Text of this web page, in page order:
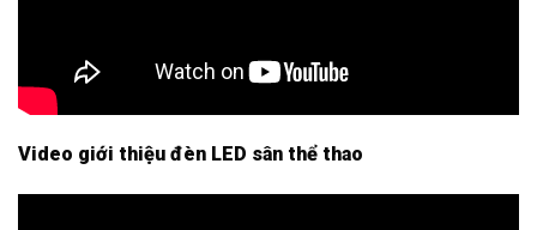
Video giới thiệu đèn LED sân thể thao